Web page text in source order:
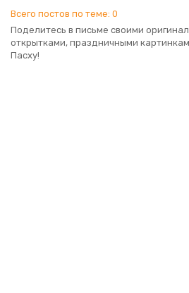
Всего постов по теме: 0
Поделитесь в письме своими
открытками, праздничными
Пасху!